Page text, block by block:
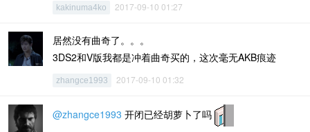
kakinuma4ko 2017-09-10 01:27
居然没有曲奇了。。。
3DS2和V版我都是冲着曲奇买的，这次毫无AKB痕迹
zhangce1993 2017-09-10 01:32
@zhangce1993 开闭已经胡萝卜了吗